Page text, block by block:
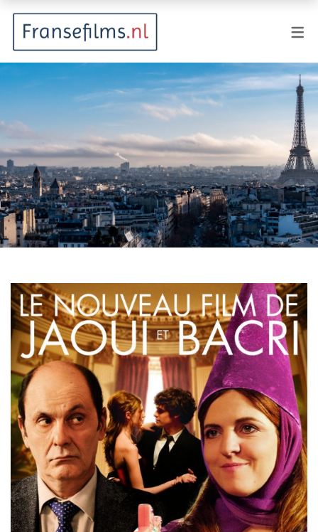
Animatie
Documentaire
Drama
Fantasy
Horror
Kostuumdrama
Misdaad
Musical
Oorlogsfilm
Romantische komedie
Thriller